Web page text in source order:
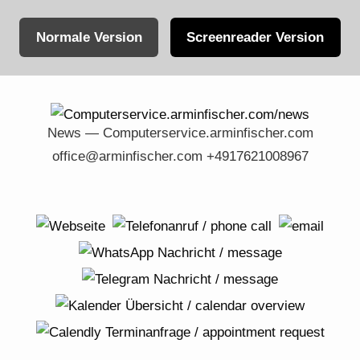
Normale Version Screenreader Version
content
News — Computerservice.arminfischer.com
office@arminfischer.com +4917621008967